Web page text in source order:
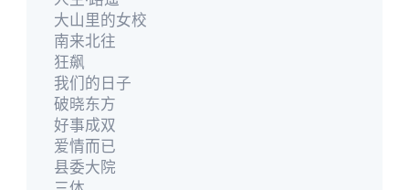
大山里的女校
南来北往
狂飙
我们的日子
破晓东方
好事成双
爱情而已
县委大院